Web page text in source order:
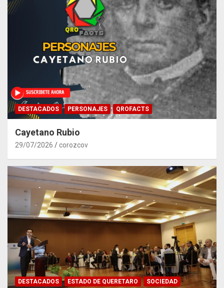
DESTACADOS PERSONAJES QROFACTS
Cayetano Rubio
29/07/2026 corozcov
DESTACADOS ESTADO DE QUERETARO SOCIEDAD